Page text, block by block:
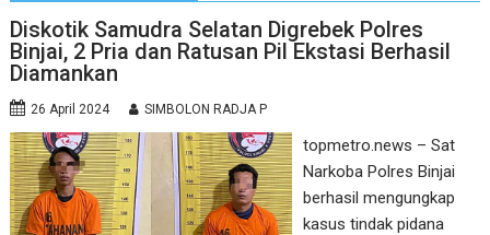
Diskotik Samudra Selatan Digrebek Polres
Binjai, 2 Pria dan Ratusan Pil Ekstasi Berhasil
Diamankan
26 April 2024 SIMBOLON RADJA P
topmetro.news – Sat
Narkoba Polres Binjai
berhasil mengungkap
kasus tindak pidana